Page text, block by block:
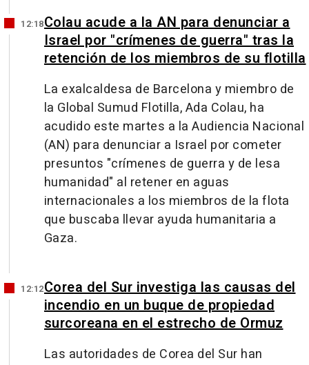
12:18Colau acude a la AN para denunciar a
Israel por "crímenes de guerra" tras la
retención de los miembros de su flotilla
La exalcaldesa de Barcelona y miembro de
la Global Sumud Flotilla, Ada Colau, ha
acudido este martes a la Audiencia Nacional
(AN) para denunciar a Israel por cometer
presuntos "crímenes de guerra y de lesa
humanidad" al retener en aguas
internacionales a los miembros de la flota
que buscaba llevar ayuda humanitaria a
Gaza.
12:12Corea del Sur investiga las causas del
incendio en un buque de propiedad
surcoreana en el estrecho de Ormuz
Las autoridades de Corea del Sur han